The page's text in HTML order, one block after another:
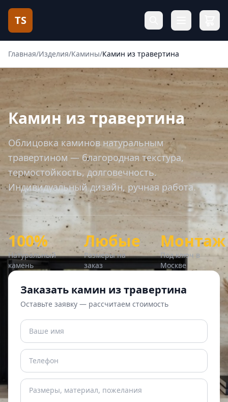
TS
Главная/Изделия/Камины/Камин из травертина
Камин из травертина
Облицовка каминов натуральным
травертином — благородная текстура,
термостойкость, долговечность.
Индивидуальный дизайн, ручная работа.
100%
Натуральный
камень
Любые
Размеры на
заказ
Монтаж
Под ключ в
Москве
Заказать камин из травертина
Оставьте заявку — рассчитаем стоимость